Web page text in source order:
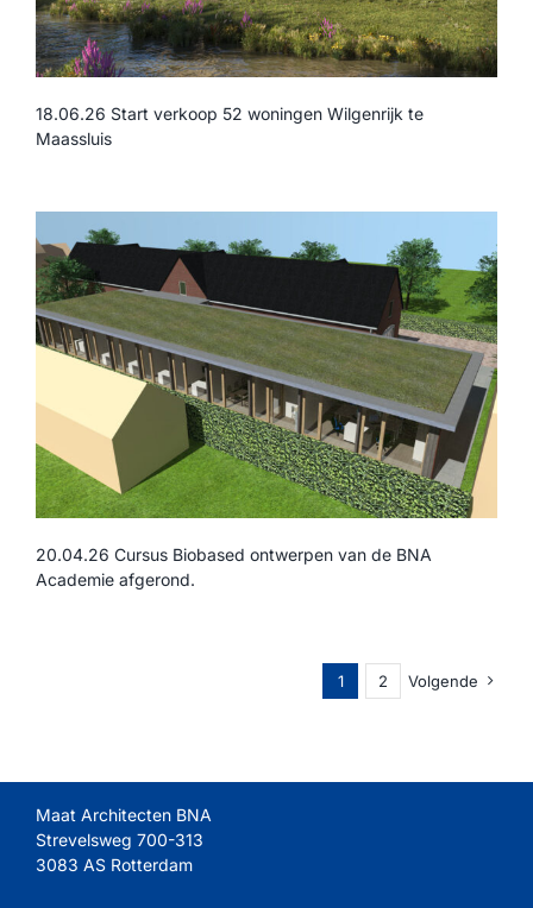
18.06.26 Start verkoop 52 woningen Wilgenrijk te
Maassluis
20.04.26 Cursus Biobased ontwerpen van de BNA
Academie afgerond.
1 2 Volgende
Maat Architecten BNA
Strevelsweg 700-313
3083 AS Rotterdam